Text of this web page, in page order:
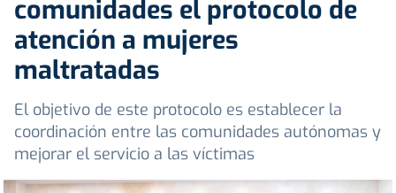
comunidades el protocolo de
atención a mujeres
maltratadas
El objetivo de este protocolo es establecer la
coordinación entre las comunidades autónomas y
mejorar el servicio a las víctimas